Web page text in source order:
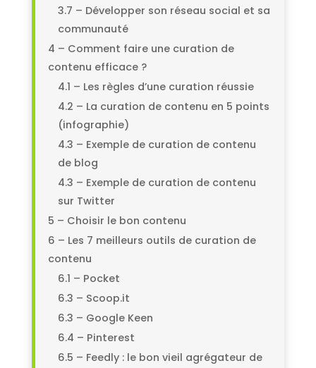
3.7 – Développer son réseau social et sa
communauté
4 – Comment faire une curation de
contenu efficace ?
4.1 – Les règles d’une curation réussie
4.2 – La curation de contenu en 5 points
(infographie)
4.3 – Exemple de curation de contenu
de blog
4.3 – Exemple de curation de contenu
sur Twitter
5 – Choisir le bon contenu
6 – Les 7 meilleurs outils de curation de
contenu
6.1 – Pocket
6.3 – Scoop.it
6.3 – Google Keen
6.4 – Pinterest
6.5 – Feedly : le bon vieil agrégateur de